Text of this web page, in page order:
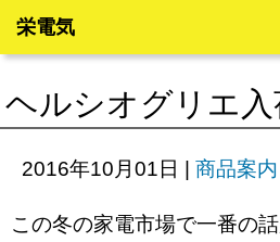
栄電気
ヘルシオグリエ入
2016年10月01日 | 商品案内
この冬の家電市場で一番の